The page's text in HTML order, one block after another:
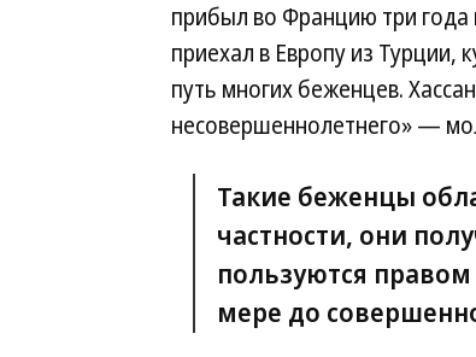
прибыл во Францию три года
приехал в Европу из Турции,
путь многих беженцев.
несовершеннолетнего» —
Такие беженцы
частности, они
пользуются правом
мере до